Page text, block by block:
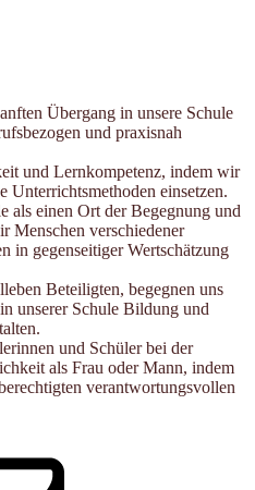
Übergang in unsere Schule
und praxisnah
und Lernkompetenz, indem wir
Unterrichtsmethoden einsetzen.
als einen Ort der Begegnung und
Menschen verschiedener
in gegenseitiger Wertschätzung
Beteiligten, begegnen uns
unserer Schule Bildung und
und Schüler bei der
als Frau oder Mann, indem
verantwortungsvollen